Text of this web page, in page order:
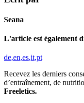
Seana
L'article est également
de en es it pt
Recevez les derniers
d’entraînement, de
Freeletics.